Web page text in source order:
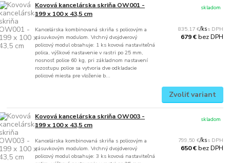
Kovová kancelárska skriňa OW001 -
199 x 100 x 43,5 cm
Kancelárska kombinovaná skriňa s policovým a
zásuvkovým modulom. Vrchný dvojdverový
policový modul obsahuje: 1 ks kovová nastaviteľná
polica, výškové nastavenie v rastri po 25 mm,
nosnosť police 60 kg, pri základnom nastavení
rozostupu police sa vytvoria dve odkladacie
policové miesta pre vloženie b...
835,17 €/ks
679 €bez DPH
skladom
Zvoliť variant
Kovová kancelárska skriňa OW003 -
199 x 100 x 43,5 cm
Kancelárska kombinovaná skriňa s policovým a
zásuvkovým modulom. Vrchný dvojdverový
policový modul obsahuje: 3 ks kovová nastaviteľná
799,50 €/ks
650 €bez DPH
skladom